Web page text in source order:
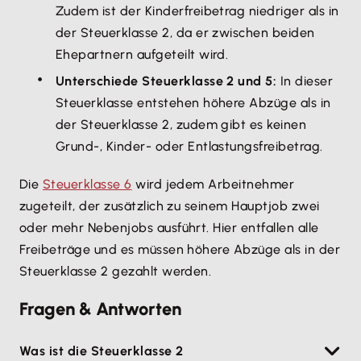
Zudem ist der Kinderfreibetrag niedriger als in
der Steuerklasse 2, da er zwischen beiden
Ehepartnern aufgeteilt wird.
Unterschiede Steuerklasse 2 und 5: In dieser
Steuerklasse entstehen höhere Abzüge als in
der Steuerklasse 2, zudem gibt es keinen
Grund-, Kinder- oder Entlastungsfreibetrag.
Die Steuerklasse 6 wird jedem Arbeitnehmer
zugeteilt, der zusätzlich zu seinem Hauptjob zwei
oder mehr Nebenjobs ausführt. Hier entfallen alle
Freibeträge und es müssen höhere Abzüge als in der
Steuerklasse 2 gezahlt werden.
Fragen & Antworten
Was ist die Steuerklasse 2